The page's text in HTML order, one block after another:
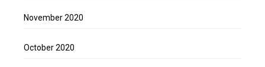
November 2020
October 2020